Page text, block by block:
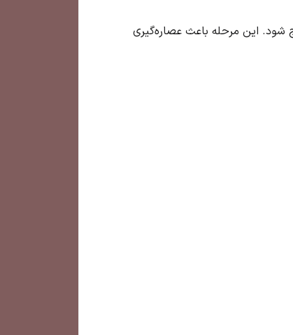
دی‌اکسید کربن خارج شود. این مرحله باعث عصاره‌گیری